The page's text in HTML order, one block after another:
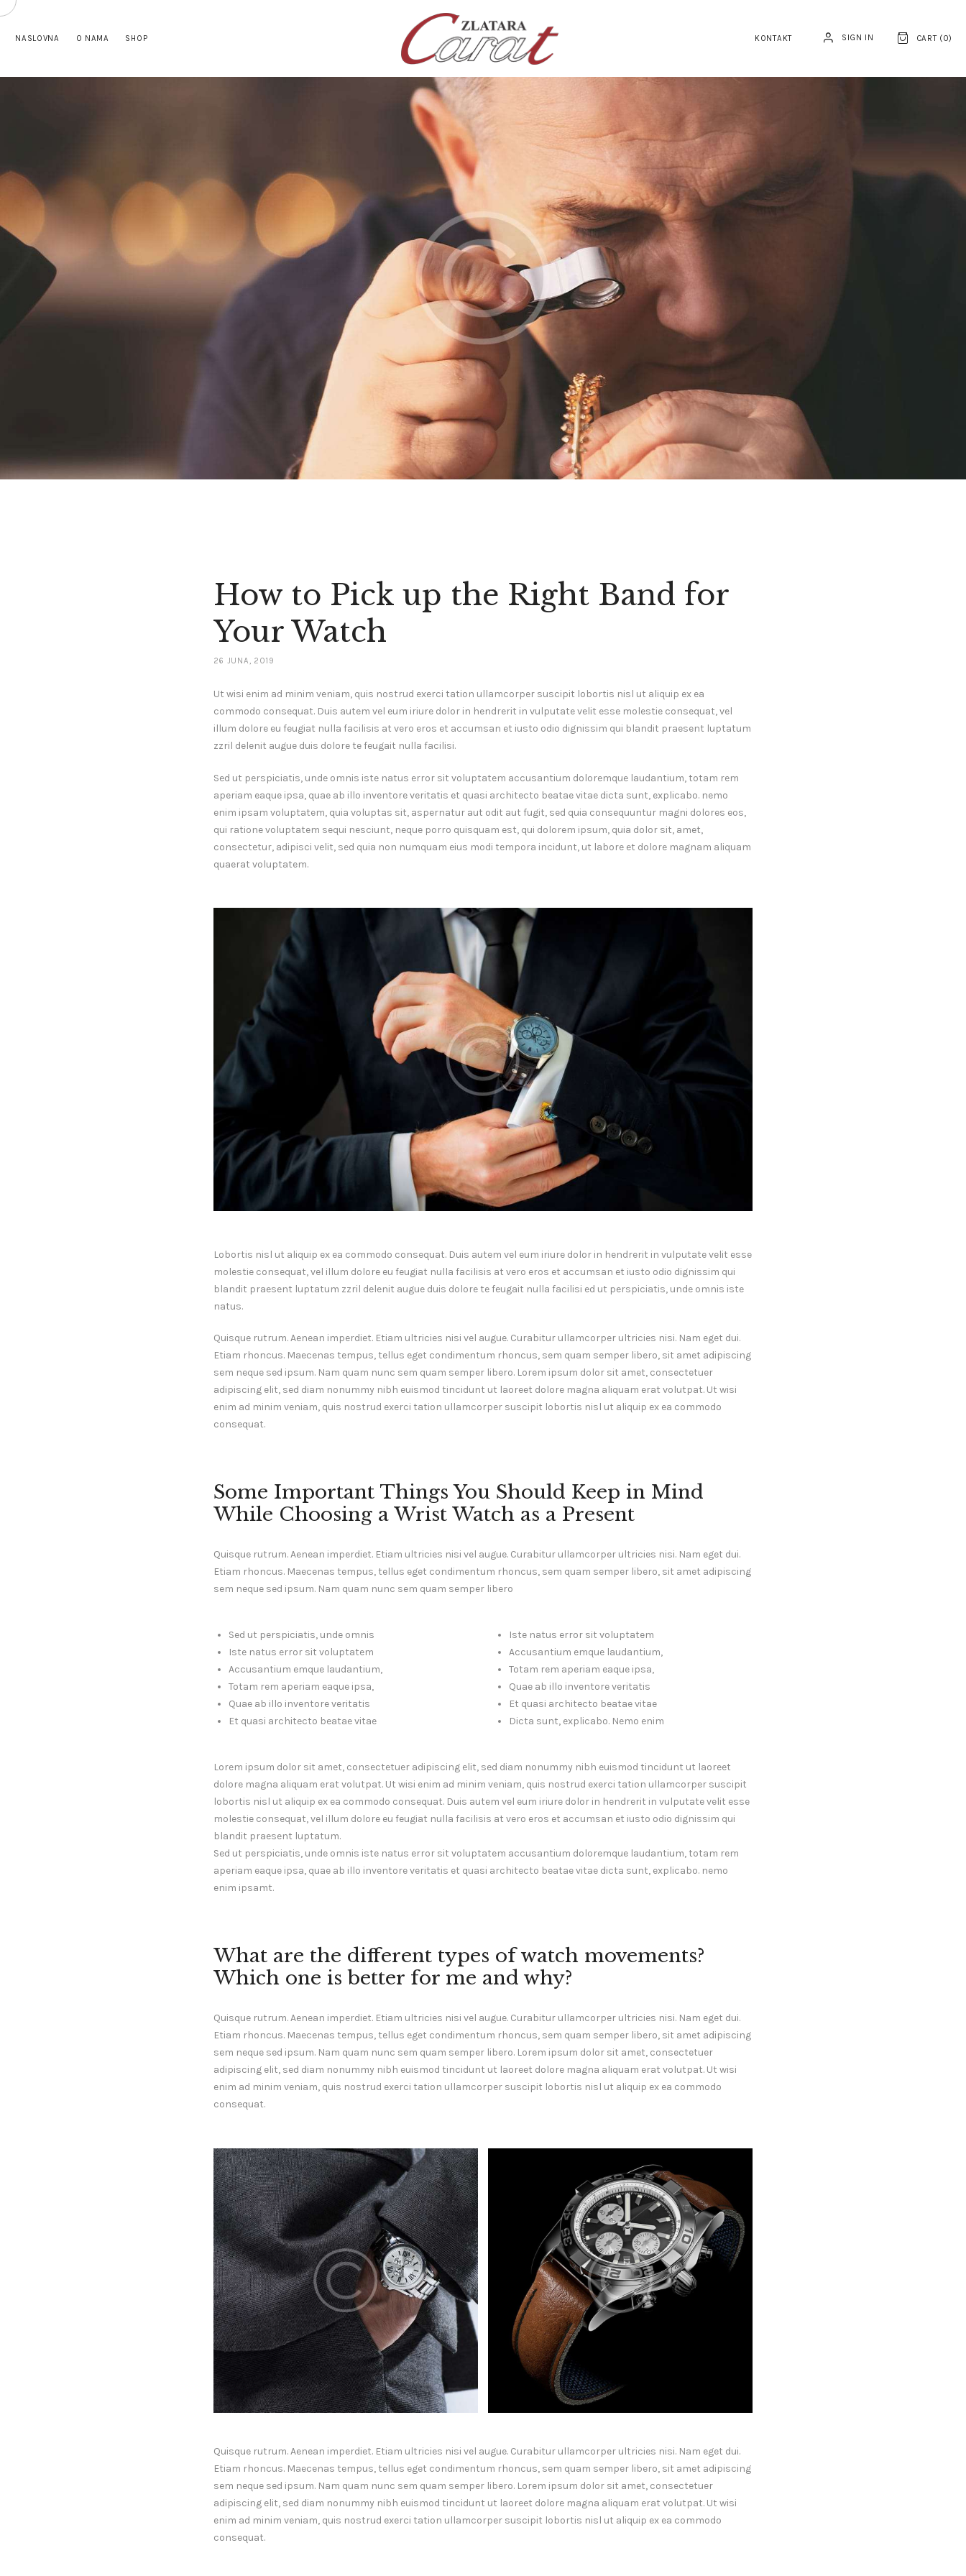
NASLOVNA O NAMA SHOP KONTAKT SIGN IN CART (0)
NASLOVNA
O NAMA
KONTAKT
SATOVI
SREBRNI NAKIT
ZLATNI NAKIT
How to Pick up the Right Band for
Your Watch
26 JUNA, 2019
Ut wisi enim ad minim veniam, quis nostrud exerci tation ullamcorper suscipit lobortis nisl ut aliquip ex ea
commodo consequat. Duis autem vel eum iriure dolor in hendrerit in vulputate velit esse molestie consequat, vel
illum dolore eu feugiat nulla facilisis at vero eros et accumsan et iusto odio dignissim qui blandit praesent luptatum
zzril delenit augue duis dolore te feugait nulla facilisi.
Sed ut perspiciatis, unde omnis iste natus error sit voluptatem accusantium doloremque laudantium, totam rem
aperiam eaque ipsa, quae ab illo inventore veritatis et quasi architecto beatae vitae dicta sunt, explicabo. nemo
enim ipsam voluptatem, quia voluptas sit, aspernatur aut odit aut fugit, sed quia consequuntur magni dolores eos,
qui ratione voluptatem sequi nesciunt, neque porro quisquam est, qui dolorem ipsum, quia dolor sit, amet,
consectetur, adipisci velit, sed quia non numquam eius modi tempora incidunt, ut labore et dolore magnam aliquam
quaerat voluptatem.
Lobortis nisl ut aliquip ex ea commodo consequat. Duis autem vel eum iriure dolor in hendrerit in vulputate velit esse
molestie consequat, vel illum dolore eu feugiat nulla facilisis at vero eros et accumsan et iusto odio dignissim qui
blandit praesent luptatum zzril delenit augue duis dolore te feugait nulla facilisi ed ut perspiciatis, unde omnis iste
natus.
Quisque rutrum. Aenean imperdiet. Etiam ultricies nisi vel augue. Curabitur ullamcorper ultricies nisi. Nam eget dui.
Etiam rhoncus. Maecenas tempus, tellus eget condimentum rhoncus, sem quam semper libero, sit amet adipiscing
sem neque sed ipsum. Nam quam nunc sem quam semper libero. Lorem ipsum dolor sit amet, consectetuer
adipiscing elit, sed diam nonummy nibh euismod tincidunt ut laoreet dolore magna aliquam erat volutpat. Ut wisi
enim ad minim veniam, quis nostrud exerci tation ullamcorper suscipit lobortis nisl ut aliquip ex ea commodo
consequat.
Some Important Things You Should Keep in Mind
While Choosing a Wrist Watch as a Present
Quisque rutrum. Aenean imperdiet. Etiam ultricies nisi vel augue. Curabitur ullamcorper ultricies nisi. Nam eget dui.
Etiam rhoncus. Maecenas tempus, tellus eget condimentum rhoncus, sem quam semper libero, sit amet adipiscing
sem neque sed ipsum. Nam quam nunc sem quam semper libero
Sed ut perspiciatis, unde omnis
Iste natus error sit voluptatem
Accusantium emque laudantium,
Totam rem aperiam eaque ipsa,
Quae ab illo inventore veritatis
Et quasi architecto beatae vitae
Iste natus error sit voluptatem
Accusantium emque laudantium,
Totam rem aperiam eaque ipsa,
Quae ab illo inventore veritatis
Et quasi architecto beatae vitae
Dicta sunt, explicabo. Nemo enim
Lorem ipsum dolor sit amet, consectetuer adipiscing elit, sed diam nonummy nibh euismod tincidunt ut laoreet
dolore magna aliquam erat volutpat. Ut wisi enim ad minim veniam, quis nostrud exerci tation ullamcorper suscipit
lobortis nisl ut aliquip ex ea commodo consequat. Duis autem vel eum iriure dolor in hendrerit in vulputate velit esse
molestie consequat, vel illum dolore eu feugiat nulla facilisis at vero eros et accumsan et iusto odio dignissim qui
blandit praesent luptatum.
Sed ut perspiciatis, unde omnis iste natus error sit voluptatem accusantium doloremque laudantium, totam rem
aperiam eaque ipsa, quae ab illo inventore veritatis et quasi architecto beatae vitae dicta sunt, explicabo. nemo
enim ipsamt.
What are the different types of watch movements?
Which one is better for me and why?
Quisque rutrum. Aenean imperdiet. Etiam ultricies nisi vel augue. Curabitur ullamcorper ultricies nisi. Nam eget dui.
Etiam rhoncus. Maecenas tempus, tellus eget condimentum rhoncus, sem quam semper libero, sit amet adipiscing
sem neque sed ipsum. Nam quam nunc sem quam semper libero. Lorem ipsum dolor sit amet, consectetuer
adipiscing elit, sed diam nonummy nibh euismod tincidunt ut laoreet dolore magna aliquam erat volutpat. Ut wisi
enim ad minim veniam, quis nostrud exerci tation ullamcorper suscipit lobortis nisl ut aliquip ex ea commodo
consequat.
Quisque rutrum. Aenean imperdiet. Etiam ultricies nisi vel augue. Curabitur ullamcorper ultricies nisi. Nam eget dui.
Etiam rhoncus. Maecenas tempus, tellus eget condimentum rhoncus, sem quam semper libero, sit amet adipiscing
sem neque sed ipsum. Nam quam nunc sem quam semper libero. Lorem ipsum dolor sit amet, consectetuer
adipiscing elit, sed diam nonummy nibh euismod tincidunt ut laoreet dolore magna aliquam erat volutpat. Ut wisi
enim ad minim veniam, quis nostrud exerci tation ullamcorper suscipit lobortis nisl ut aliquip ex ea commodo
consequat.